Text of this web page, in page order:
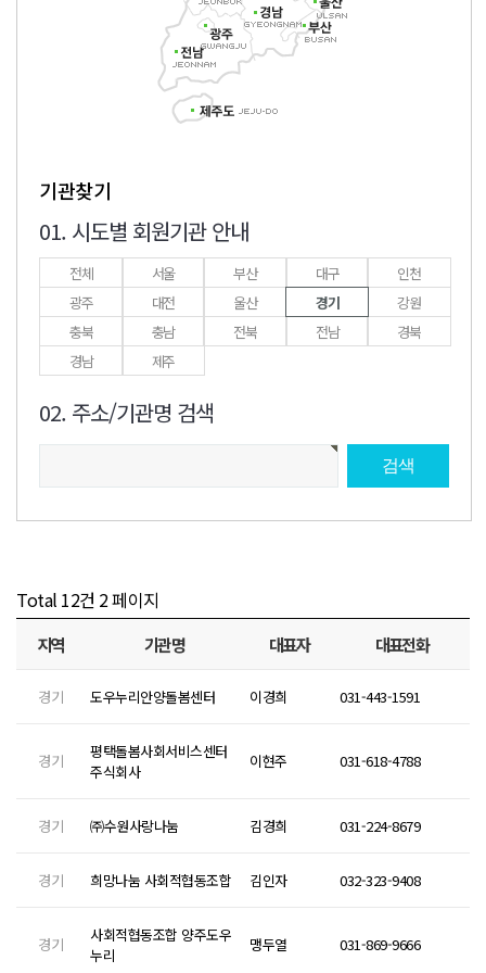
기관찾기
01. 시도별 회원기관 안내
전체 서울 부산 대구
인천
광주
대전 울산 경기
강원
충북
충남 전북 전남
경북
경남
제주
02. 주소/기관명 검색
Total 12건 2 페이지
지역 기관명 대표자 대표전화
경기 도우누리안양돌봄센터 이경희 031-443-1591
경기
평택돌봄사회서비스센터
주식회사
이현주 031-618-4788
경기 ㈜수원사랑나눔 김경희 031-224-8679
경기 희망나눔 사회적협동조합 김인자 032-323-9408
경기
사회적협동조합 양주도우
누리
맹두열 031-869-9666